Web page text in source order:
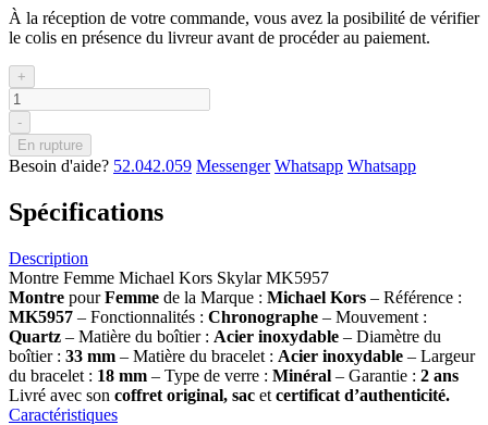
À la réception de votre commande, vous avez la posibilité de vérifier
le colis en présence du livreur avant de procéder au paiement.
+
-
En rupture
Besoin d'aide? 52.042.059 Messenger Whatsapp Whatsapp
Spécifications
Description
Montre Femme Michael Kors Skylar MK5957
Montre pourFemme de la Marque : Michael Kors – Référence :
MK5957 – Fonctionnalités : Chronographe – Mouvement :
Quartz – Matière du boîtier : Acier inoxydable – Diamètre du
boîtier : 33 mm – Matière du bracelet : Acier inoxydable – Largeur
du bracelet : 18 mm – Type de verre : Minéral – Garantie : 2 ans
Livré avec son coffret original, sac et certificat d’authenticité.
Caractéristiques